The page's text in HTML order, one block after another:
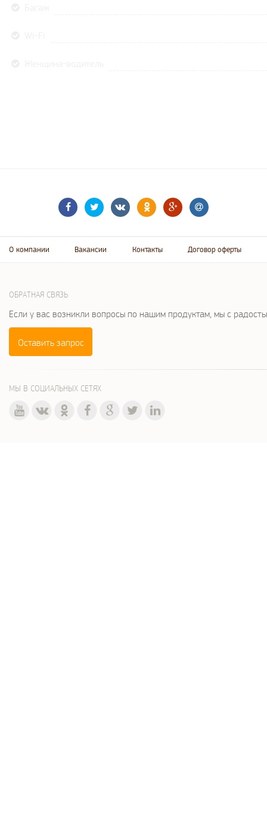
О компании Вакансии Контакты Договор оферты
ОБРАТНАЯ СВЯЗЬ
Если у вас возникли вопросы по нашим продуктам, мы с
Оставить запрос
МЫ В СОЦИАЛЬНЫХ СЕТЯХ